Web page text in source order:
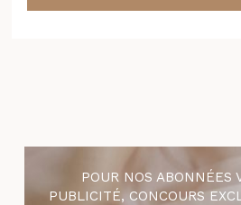
POUR NOS ABONNÉES
PUBLICITÉ, CONCOURS